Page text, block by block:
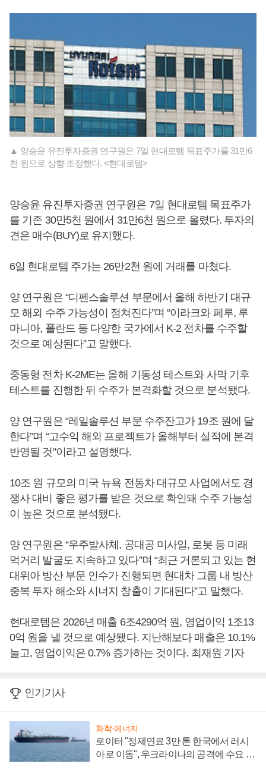
▲ 양승윤 유진투자증권 연구원은 7일 현대로템 목표주가를 31만6
천 원으로 상향 조정했다. <현대로템>
양승윤 유진투자증권 연구원은 7일 현대로템 목표주가
를 기존 30만5천 원에서 31만6천 원으로 올렸다. 투자의
견은 매수(BUY)로 유지했다.
6일 현대로템 주가는 26만2천 원에 거래를 마쳤다.
양 연구원은 “디펜스솔루션 부문에서 올해 하반기 대규
모 해외 수주 가능성이 점쳐진다”며 “이라크와 페루, 루
마니아, 폴란드 등 다양한 국가에서 K-2 전차를 수주할
것으로 예상된다”고 말했다.
중동형 전차 K-2ME는 올해 기동성 테스트와 사막 기후
테스트를 진행한 뒤 수주가 본격화할 것으로 분석됐다.
양 연구원은 “레일솔루션 부문 수주잔고가 19조 원에 달
한다”며 “고수익 해외 프로젝트가 올해부터 실적에 본격
반영될 것”이라고 설명했다.
10조 원 규모의 미국 뉴욕 전동차 대규모 사업에서도 경
쟁사 대비 좋은 평가를 받은 것으로 확인돼 수주 가능성
이 높은 것으로 분석됐다.
양 연구원은 “우주발사체, 공대공 미사일, 로봇 등 미래
먹거리 발굴도 지속하고 있다”며 “최근 거론되고 있는 현
대위아 방산 부문 인수가 진행되면 현대차 그룹 내 방산
중복 투자 해소와 시너지 창출이 기대된다”고 말했다.
현대로템은 2026년 매출 6조4290억 원, 영업이익 1조13
0억 원을 낼 것으로 예상됐다. 지난해보다 매출은 10.1%
늘고, 영업이익은 0.7% 증가하는 것이다. 최재원 기자
인기기사
화학·에너지
로이터 "정제연료 3만 톤 한국에서 러시
아로 이동", 우크라이나의 공격에 수요 늘